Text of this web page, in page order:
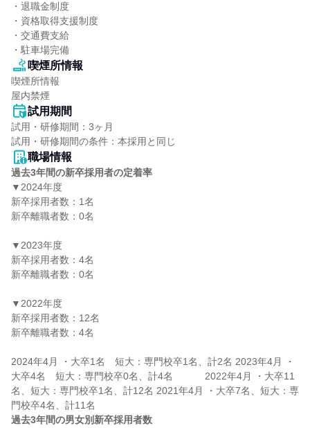
・退職金制度
・資格取得支援制度
・交通費支給
・駐車場完備
喫煙所情報
喫煙所情報
屋内禁煙
試用期間
試用・研修期間：3ヶ月
職場情報
過去3年間の新卒採用者の定着率
▼2024年度
新卒採用者数：1名
新卒離職者数：0名
▼2023年度
新卒採用者数：4名
新卒離職者数：0名
▼2022年度
新卒採用者数：12名
新卒離職者数：4名
2024年4月 ・大卒1名　短大：専門校卒1名、計2名 2023年4月 ・
大卒4名　短大：専門校卒0名、計4名　　　 2022年4月 ・大卒11
名、短大：専門校卒1名、計12名 2021年4月 ・大卒7名、短大：専
過去3年間の男女別新卒採用者数